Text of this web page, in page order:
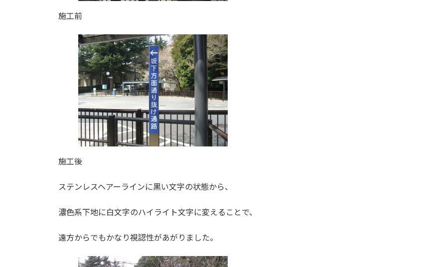
施工前
施工後
ステンレスヘアーラインに黒い文字の状態から、
濃色系下地に白文字のハイライト文字に変えることで、
遠方からでもかなり視認性があがりました。